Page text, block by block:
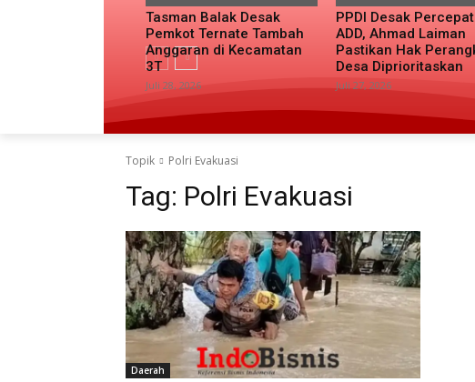
Tasman Balak Desak
Pemkot Ternate Tambah
Anggaran di Kecamatan
3T
Juli 28, 2026
PPDI Desak
ADD, Ahmad Laiman
Pastikan Hak
Desa Diprioritaskan
Juli 27, 2026
Topik Polri Evakuasi
Tag: Polri Evakuasi
Daerah